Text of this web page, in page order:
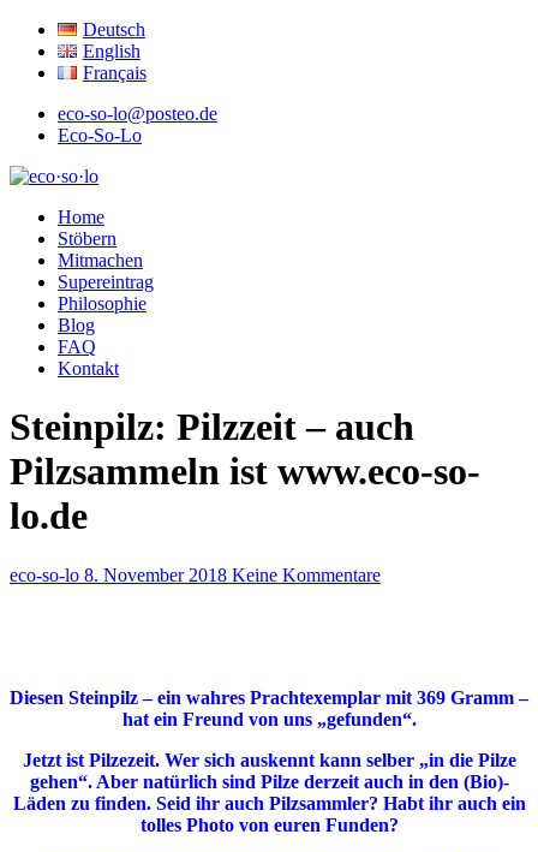
Deutsch
English
Français
eco-so-lo@posteo.de
Eco-So-Lo
eco·so·lo
Home
Stöbern
Mitmachen
Supereintrag
Philosophie
Blog
FAQ
Kontakt
Steinpilz: Pilzzeit – auch
Pilzsammeln ist www.eco-so-
lo.de
eco-so-lo 8. November 2018 Keine Kommentare
Diesen Steinpilz – ein wahres Prachtexemplar mit 369 Gramm –
hat ein Freund von uns „gefunden“.
Jetzt ist Pilzezeit. Wer sich auskennt kann selber „in die Pilze
gehen“. Aber natürlich sind Pilze derzeit auch in den (Bio)-
Läden zu finden. Seid ihr auch Pilzsammler? Habt ihr auch ein
tolles Photo von euren Funden?